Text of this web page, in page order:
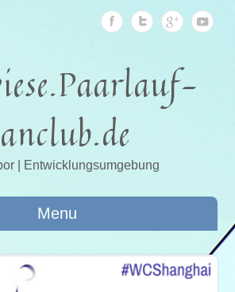
| Entwicklungsumgebung
Menu